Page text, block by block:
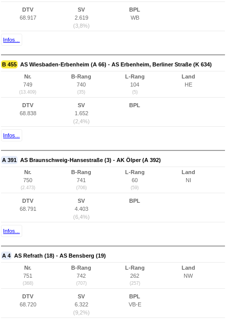
DTV
68.917
SV
2.619
(3,8%)
BPL
WB
Infos...
B 455 AS Wiesbaden-Erbenheim (A 66) - AS Erbenheim, Berliner Straße (K 634)
Nr.
749
(13.409)
B-Rang
740
(35)
L-Rang
104
(5)
Land
HE
DTV
68.838
SV
1.652
(2,4%)
BPL
Infos...
A 391 AS Braunschweig-Hansestraße (3) - AK Ölper (A 392)
Nr.
750
(2.473)
B-Rang
741
(706)
L-Rang
60
(59)
Land
NI
DTV
68.791
SV
4.403
(6,4%)
BPL
Infos...
A 4 AS Refrath (18) - AS Bensberg (19)
Nr.
751
(368)
B-Rang
742
(707)
L-Rang
262
(257)
Land
NW
DTV
68.720
SV
6.322
(9,2%)
BPL
VB-E